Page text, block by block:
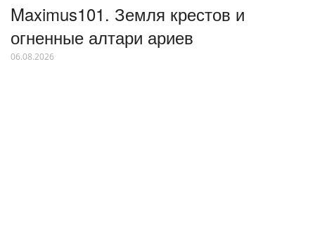
Maximus101. Земля крестов и
огненные алтари ариев
06.08.2026